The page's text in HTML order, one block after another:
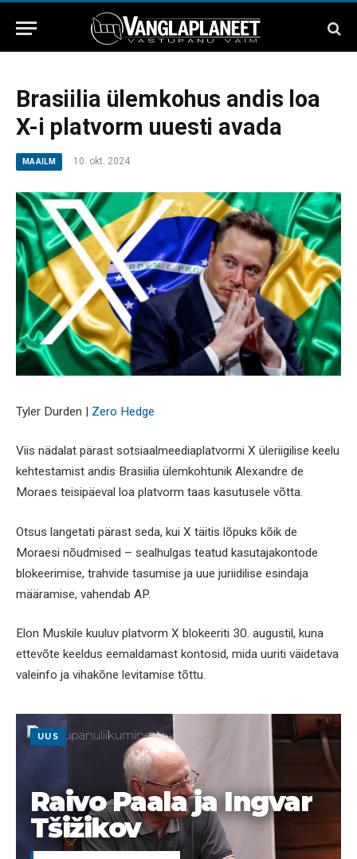
Brasiilia ülemkohus andis loa
X-i platvorm uuesti avada
MAAILM 10. okt. 2024
Tyler Durden | Zero Hedge
Viis nädalat pärast sotsiaalmeediaplatvormi X üleriigilise keelu
kehtestamist andis Brasiilia ülemkohtunik Alexandre de
Moraes teisipäeval loa platvorm taas kasutusele võtta.
Otsus langetati pärast seda, kui X täitis lõpuks kõik de
Moraesi nõudmised – sealhulgas teatud kasutajakontode
blokeerimise, trahvide tasumise ja uue juriidilise esindaja
määramise, vahendab AP.
Elon Muskile kuuluv platvorm X blokeeriti 30. augustil, kuna
ettevõte keeldus eemaldamast kontosid, mida uuriti väidetava
valeinfo ja vihakõne levitamise tõttu.
UUS
Raivo Paala ja Ingvar
Tšižikov